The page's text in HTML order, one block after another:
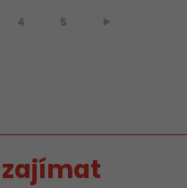
4 5 ⯈
zajímat